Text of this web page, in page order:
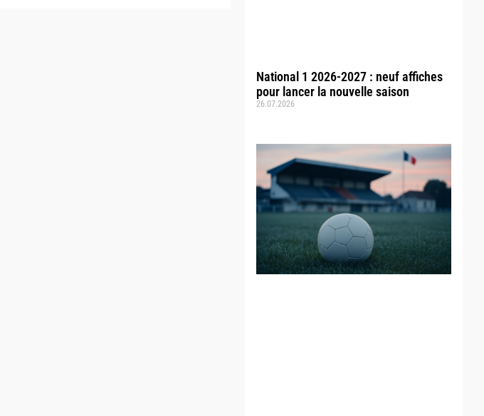
National 1 2026-2027 : neuf affiches
pour lancer la nouvelle saison
26.07.2026